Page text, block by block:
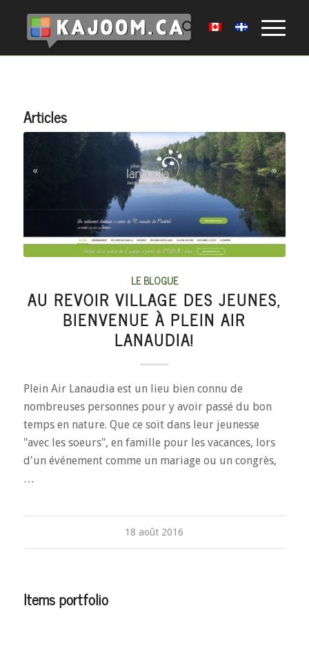
Articles
LE BLOGUE
AU REVOIR VILLAGE DES JEUNES,
BIENVENUE À PLEIN AIR
LANAUDIA!
Plein Air Lanaudia est un lieu bien connu de
nombreuses personnes pour y avoir passé du bon
temps en nature. Que ce soit dans leur jeunesse
"avec les soeurs", en famille pour les vacances, lors
d'un événement comme un mariage ou un congrès,
…
18 août 2016
Items portfolio